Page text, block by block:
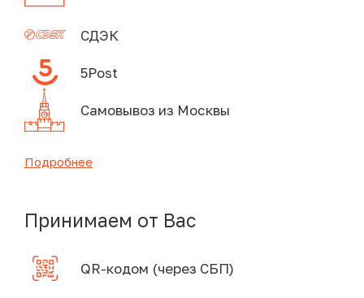
СДЭК
5Post
Самовывоз из Москвы
Подробнее
Принимаем от Вас
QR-кодом (через СБП)